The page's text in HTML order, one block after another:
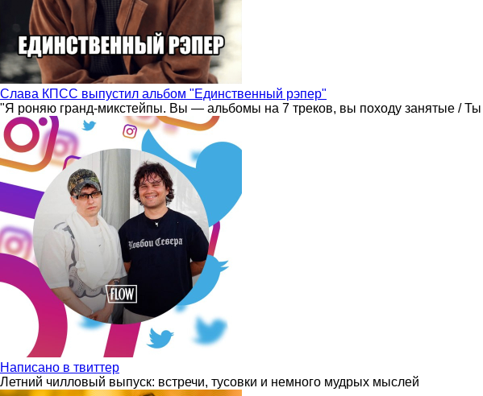
Слава КПСС выпустил альбом "Единственный рэпер"
"Я роняю гранд-микстейпы. Вы — альбомы на 7 треков, вы походу занятые /
Написано в твиттер
Летний чилловый выпуск: встречи, тусовки и немного мудрых мыслей